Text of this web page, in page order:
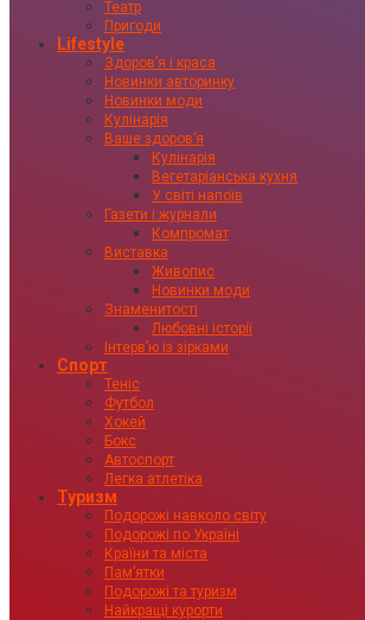
Театр
Пригоди
Lifestyle
Здоровʼя і краса
Новинки авторинку
Новинки моди
Кулінарія
Ваше здоровʼя
Кулінарія
Вегетаріанська кухня
У світі напоїв
Газети і журнали
Компромат
Виставка
Живопис
Новинки моди
Знаменитості
Любовні історії
Інтервʼю із зірками
Спорт
Теніс
Футбол
Хокей
Бокс
Автоспорт
Легка атлетіка
Туризм
Подорожі навколо світу
Подорожі по Україні
Країни та міста
Пам’ятки
Подорожі та туризм
Найкращі курорти